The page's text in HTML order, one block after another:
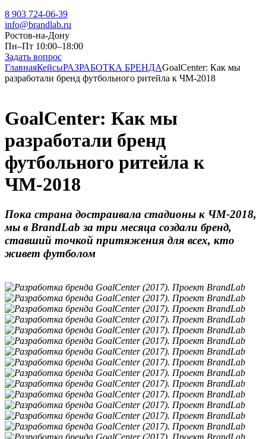
8 903 724-06-39
info@brandlab.ru
Ростов-на-Дону
Пн–Пт 10:00–18:00
Задать вопрос
ГлавнаяКейсыРАЗРАБОТКА БРЕНДАGoalCenter: Как мы
разработали бренд футбольного ритейла к ЧМ-2018
GoalCenter: Как мы
разработали бренд
футбольного ритейла к
ЧМ-2018
Пока страна достраивала стадионы к ЧМ-2018,
мы в BrandLab за три месяца создали бренд,
ставший точкой притяжения для всех, кто
живет футболом